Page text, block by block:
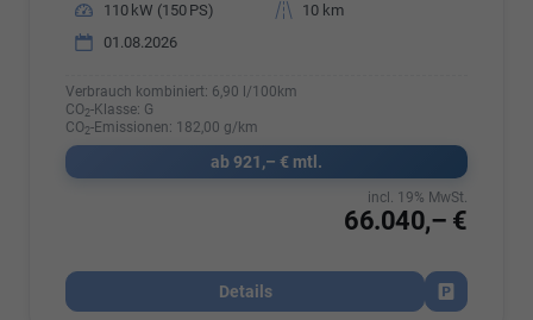
Leistung
110 kW (150 PS) Kilometerstand
10 km
01.08.2026
Verbrauch kombiniert: 6,90 l/100km
CO2-Klasse: G
CO2-Emissionen: 182,00 g/km
ab 921,– € mtl.
66.040,– €
incl. 19% MwSt.
Details
Fahrzeug